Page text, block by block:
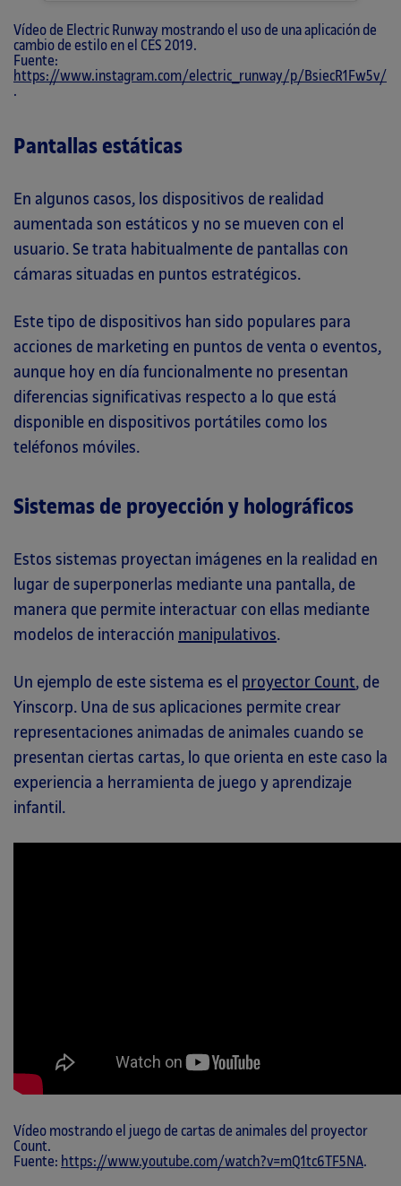
Vídeo de Electric Runway mostrando el uso de una aplicación de
cambio de estilo en el CES 2019.
Fuente:
https://www.instagram.com/electric_runway/p/BsiecR1Fw5v/
.
Pantallas estáticas
En algunos casos, los dispositivos de realidad
aumentada son estáticos y no se mueven con el
usuario. Se trata habitualmente de pantallas con
cámaras situadas en puntos estratégicos.
Este tipo de dispositivos han sido populares para
acciones de marketing en puntos de venta o eventos,
aunque hoy en día funcionalmente no presentan
diferencias significativas respecto a lo que está
disponible en dispositivos portátiles como los
teléfonos móviles.
Sistemas de proyección y holográficos
Estos sistemas proyectan imágenes en la realidad en
lugar de superponerlas mediante una pantalla, de
manera que permite interactuar con ellas mediante
modelos de interacción manipulativos.
Un ejemplo de este sistema es el proyector Count, de
Yinscorp. Una de sus aplicaciones permite crear
representaciones animadas de animales cuando se
presentan ciertas cartas, lo que orienta en este caso la
experiencia a herramienta de juego y aprendizaje
infantil.
Vídeo mostrando el juego de cartas de animales del proyector
Count.
Fuente: https://www.youtube.com/watch?v=mQ1tc6TF5NA.